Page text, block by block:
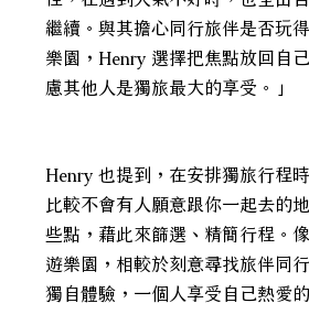
繼續。與其擔心同行旅伴是否玩
樂園，Henry 選擇把焦點放回自
慮其他人是獨旅最大的享受。」
Henry 也提到，在安排獨旅行程
比較不會有人願意跟你一起去的
些點，藉此來篩選、精簡行程。
遊樂園，相較於刻意尋找旅伴同
獨自體驗，一個人享受自己熱愛